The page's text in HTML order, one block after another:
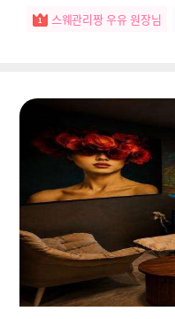
스웨관리짱 우유 원장님